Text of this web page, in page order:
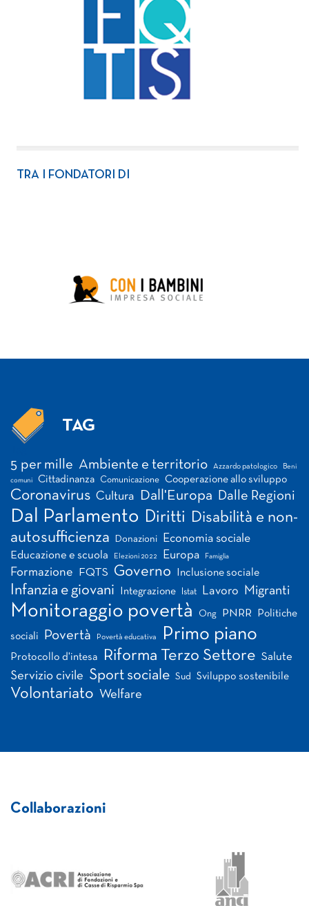
TRA I FONDATORI DI
TAG
5 per mille Ambiente e territorio Azzardo patologico Beni
comuni Cittadinanza Comunicazione Cooperazione allo sviluppo
Coronavirus Cultura Dall'Europa Dalle Regioni
Dal Parlamento Diritti Disabilità e non-
autosufficienza
Donazioni Economia sociale
Educazione e scuola Elezioni 2022 Europa Famiglia
Formazione FQTS Governo Inclusione sociale
Infanzia e giovani Integrazione Istat Lavoro Migranti
Monitoraggio povertà Ong PNRR Politiche
sociali Povertà Povertà educativa Primo piano
Protocollo d'intesa Riforma Terzo Settore Salute
Servizio civile Sport sociale Sud Sviluppo sostenibile
Volontariato Welfare
Collaborazioni